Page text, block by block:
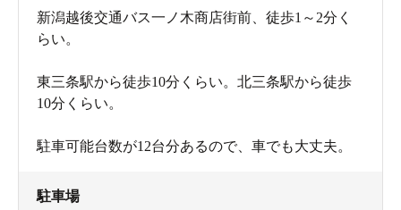
新潟越後交通バス一ノ木商店街前、徒歩1～2分く
らい。
東三条駅から徒歩10分くらい。北三条駅から徒歩
10分くらい。
駐車可能台数が12台分あるので、車でも大丈夫。
駐車場